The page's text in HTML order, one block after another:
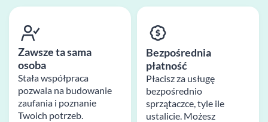
Zawsze ta sama
osoba
Stała współpraca
pozwala na budowanie
zaufania i poznanie
Twoich potrzeb.
Bezpośrednia
płatność
Płacisz za usługę
bezpośrednio
sprzątaczce, tyle ile
ustalicie. Możesz